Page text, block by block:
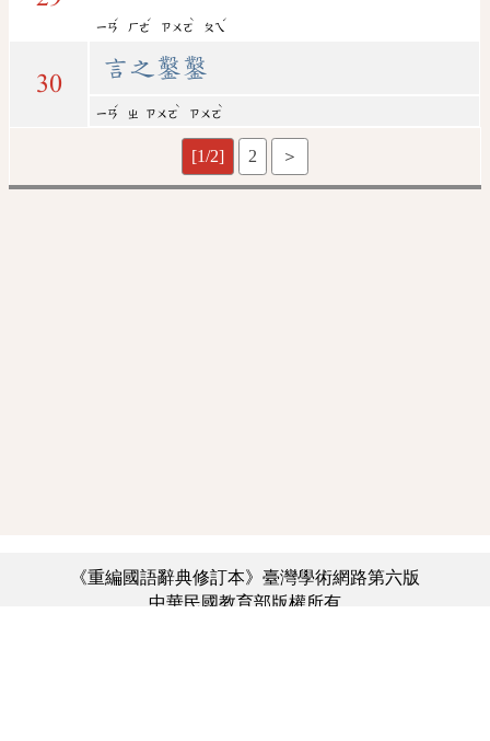
ㄧㄢ
ˊ
ㄏㄜ
ˊ
ㄗㄨㄛ
ˋ
ㄆㄟ
ˊ
30
言之鑿鑿
ㄧㄢ
ˊ
ㄓ ㄗㄨㄛ
ˋ
ㄗㄨㄛ
ˋ
[1/2] 2 ＞
《重編國語辭典修訂本》臺灣學術網路第六版
中華民國教育部版權所有